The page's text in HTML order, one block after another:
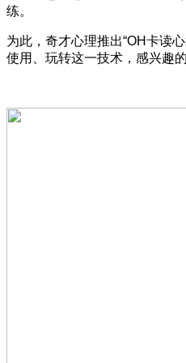
练。
为此，奇才心理推出“OH卡读
使用、玩转这一技术，感兴趣